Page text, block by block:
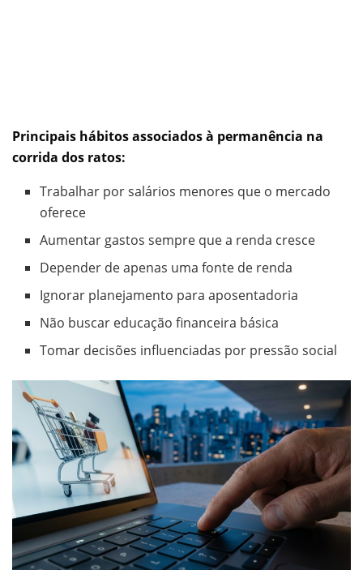
Principais hábitos associados à permanência na
corrida dos ratos:
Trabalhar por salários menores que o mercado
oferece
Aumentar gastos sempre que a renda cresce
Depender de apenas uma fonte de renda
Ignorar planejamento para aposentadoria
Não buscar educação financeira básica
Tomar decisões influenciadas por pressão social